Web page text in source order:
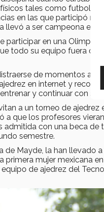
tales como futbol o
en las que participó
llevó a ser campeona en
participar en una
todo su equipo fuera
de momentos
en internet y
y continuar con su
a un torneo de
a que los profesores
admitida con una beca
semestre.
de Mayde, la han llevado
primera mujer mexicana
de ajedrez del